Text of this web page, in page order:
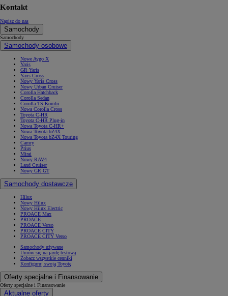
Kontakt
Napisz do nas
Samochody
Samochody
Samochody osobowe
Nowe Aygo X
Yaris
GR Yaris
Yaris Cross
Nowy Yaris Cross
Nowy Urban Cruiser
Corolla Hatchback
Corolla Sedan
Corolla TS Kombi
Nowa Corolla Cross
Toyota C-HR
Toyota C-HR Plug-in
Nowa Toyota C-HR+
Nowa Toyota bZ4X
Nowa Toyota bZ4X Touring
Camry
Prius
Mirai
Nowy RAV4
Land Cruiser
Nowy GR GT
Samochody dostawcze
Hilux
Nowy Hilux
Nowy Hilux Electric
PROACE Max
PROACE
PROACE Verso
PROACE CITY
PROACE CITY Verso
Samochody używane
Umów się na jazdę testową
Zobacz wszystkie cenniki
Konfiguruj swoją Toyotę
Oferty specjalne i Finansowanie
Oferty specjalne i Finansowanie
Aktualne oferty